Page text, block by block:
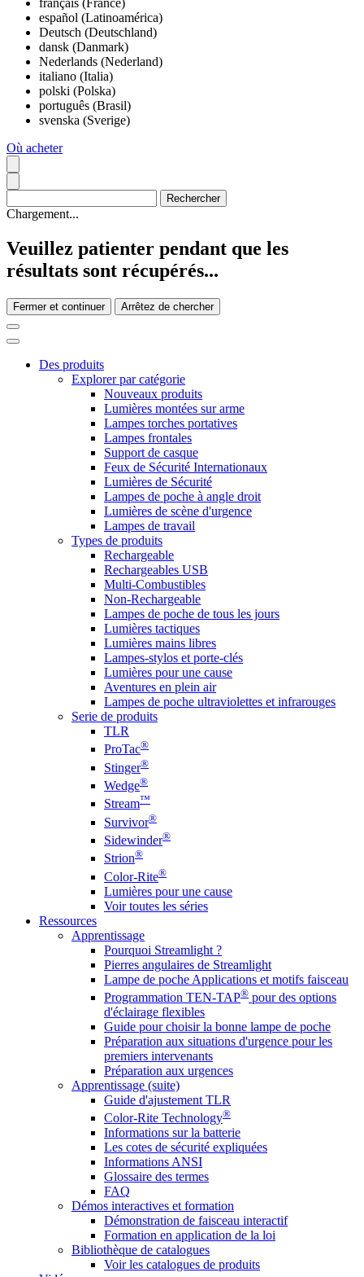
français (France)
español (Latinoamérica)
Deutsch (Deutschland)
dansk (Danmark)
Nederlands (Nederland)
italiano (Italia)
polski (Polska)
português (Brasil)
svenska (Sverige)
Où acheter
Chargement...
Veuillez patienter pendant que les
résultats sont récupérés...
Fermer et continuer Arrêtez de chercher
Des produits
Explorer par catégorie
Nouveaux produits
Lumières montées sur arme
Lampes torches portatives
Lampes frontales
Support de casque
Feux de Sécurité Internationaux
Lumières de Sécurité
Lampes de poche à angle droit
Lumières de scène d'urgence
Lampes de travail
Types de produits
Rechargeable
Rechargeables USB
Multi-Combustibles
Non-Rechargeable
Lampes de poche de tous les jours
Lumières tactiques
Lumières mains libres
Lampes-stylos et porte-clés
Lumières pour une cause
Aventures en plein air
Lampes de poche ultraviolettes et infrarouges
Serie de produits
TLR
ProTac®
Stinger®
Wedge®
Stream™
Survivor®
Sidewinder®
Strion®
Color-Rite®
Lumières pour une cause
Voir toutes les séries
Ressources
Apprentissage
Pourquoi Streamlight ?
Pierres angulaires de Streamlight
Lampe de poche Applications et motifs faisceau
Programmation TEN-TAP® pour des options
d'éclairage flexibles
Guide pour choisir la bonne lampe de poche
Préparation aux situations d'urgence pour les
premiers intervenants
Préparation aux urgences
Apprentissage (suite)
Guide d'ajustement TLR
Color-Rite Technology®
Informations sur la batterie
Les cotes de sécurité expliquées
Informations ANSI
Glossaire des termes
FAQ
Démos interactives et formation
Démonstration de faisceau interactif
Formation en application de la loi
Bibliothèque de catalogues
Voir les catalogues de produits